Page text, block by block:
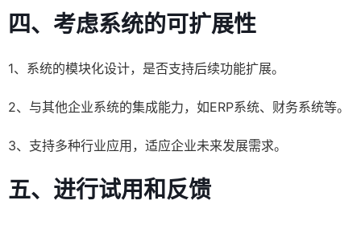
四、考虑系统的可扩展性
1、系统的模块化设计，是否支持后续功能扩展。
2、与其他企业系统的集成能力，如ERP系统、财务系统等。
3、支持多种行业应用，适应企业未来发展需求。
五、进行试用和反馈